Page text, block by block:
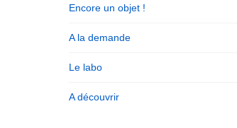
Encore un objet !
A la demande
Le labo
A découvrir